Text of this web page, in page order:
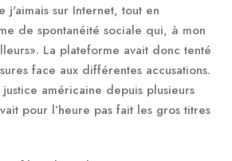
j'aimais sur Internet, tout en
de spontanéité sociale qui, à mon
La plateforme avait donc tenté
face aux différentes accusations.
américaine depuis plusieurs
pour l’heure pas fait les gros titres